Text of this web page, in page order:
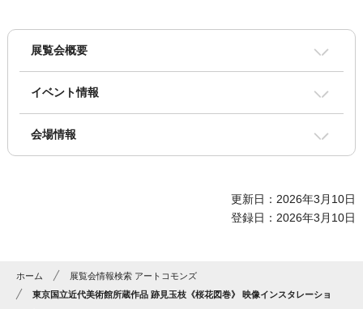
展覧会概要
イベント情報
会場情報
更新日：2026年3月10日
登録日：2026年3月10日
ホーム
展覧会情報検索 アートコモンズ
東京国立近代美術館所蔵作品 跡見玉枝《桜花図巻》 映像インスタレーショ